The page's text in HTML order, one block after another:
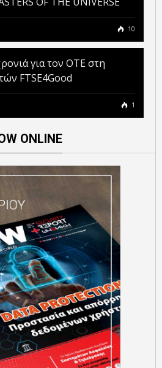
10
για τον ΟΤΕ στη
FTSE4Good
1
ONLINE